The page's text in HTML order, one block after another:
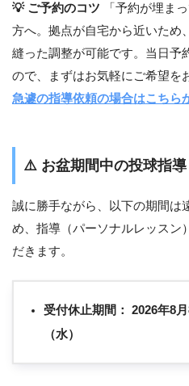
💡 ご予約のコツ 「予約が埋ま
方へ。拠点が自宅から近いため
縫った調整が可能です。当日予
ので、まずはお気軽にご希望を
急遽の指導依頼の場合はこちら
⚠️ お盆期間中の投球指
誠に勝手ながら、以下の期間は
め、指導（パーソナルレッスン
だきます。
受付休止期間：
2026年8
（水）